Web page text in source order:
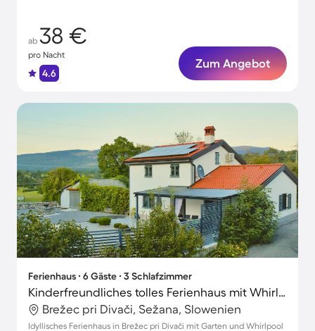
ab 38 €
pro Nacht
4.6
Zum Angebot
Ferienhaus ∙ 6 Gäste ∙ 3 Schlafzimmer
Kinderfreundliches tolles Ferienhaus mit Whirlpool, Terrasse und Grill | Naturblick | Hunde erlaubt
Brežec pri Divači, Sežana, Slowenien
Idyllisches Ferienhaus in Brežec pri Divači mit Garten und Whirlpool